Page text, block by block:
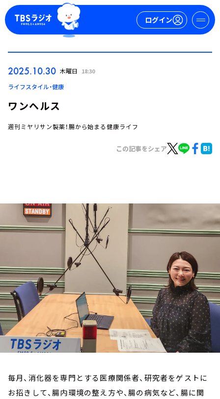
ログイン
ログイン
トピックス
TBS Podcast
お知らせ
イベント・グッズ
2025.10.30 木曜日 18:30
ライフスタイル・健康
ワンヘルス
週刊ミヤリサン製薬！腸から始まる健康ライフ
この記事をシェア
毎月、消化器を専門とする医療関係者、研究者をゲストに
お招きして、腸内環境の整え方や、腸の病気など、腸に関